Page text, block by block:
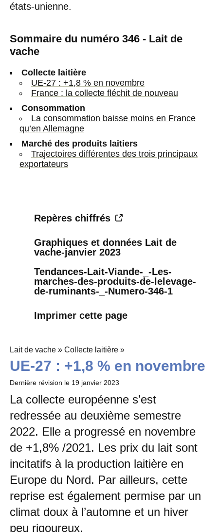
états-unienne.
Sommaire du numéro 346 - Lait de
vache
Collecte laitière
UE-27 : +1,8 % en novembre
France : la collecte fléchit de nouveau
Consommation
La consommation baisse moins en France
qu’en Allemagne
Marché des produits laitiers
Trajectoires différentes des trois principaux
exportateurs
Repères chiffrés
Graphiques et données Lait de
vache-janvier 2023
Tendances-Lait-Viande-_-Les-
marches-des-produits-de-lelevage-
de-ruminants-_-Numero-346-1
Imprimer cette page
Lait de vache » Collecte laitière »
UE-27 : +1,8 % en novembre
Dernière révision le 19 janvier 2023
La collecte européenne s’est
redressée au deuxième semestre
2022. Elle a progressé en novembre
de +1,8% /2021. Les prix du lait sont
incitatifs à la production laitière en
Europe du Nord. Par ailleurs, cette
reprise est également permise par un
climat doux à l’automne et un hiver
peu rigoureux.